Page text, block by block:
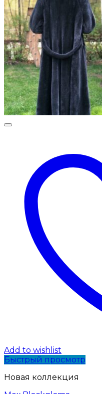
Add to wishlist
Быстрый просмотр
Новая коллекция